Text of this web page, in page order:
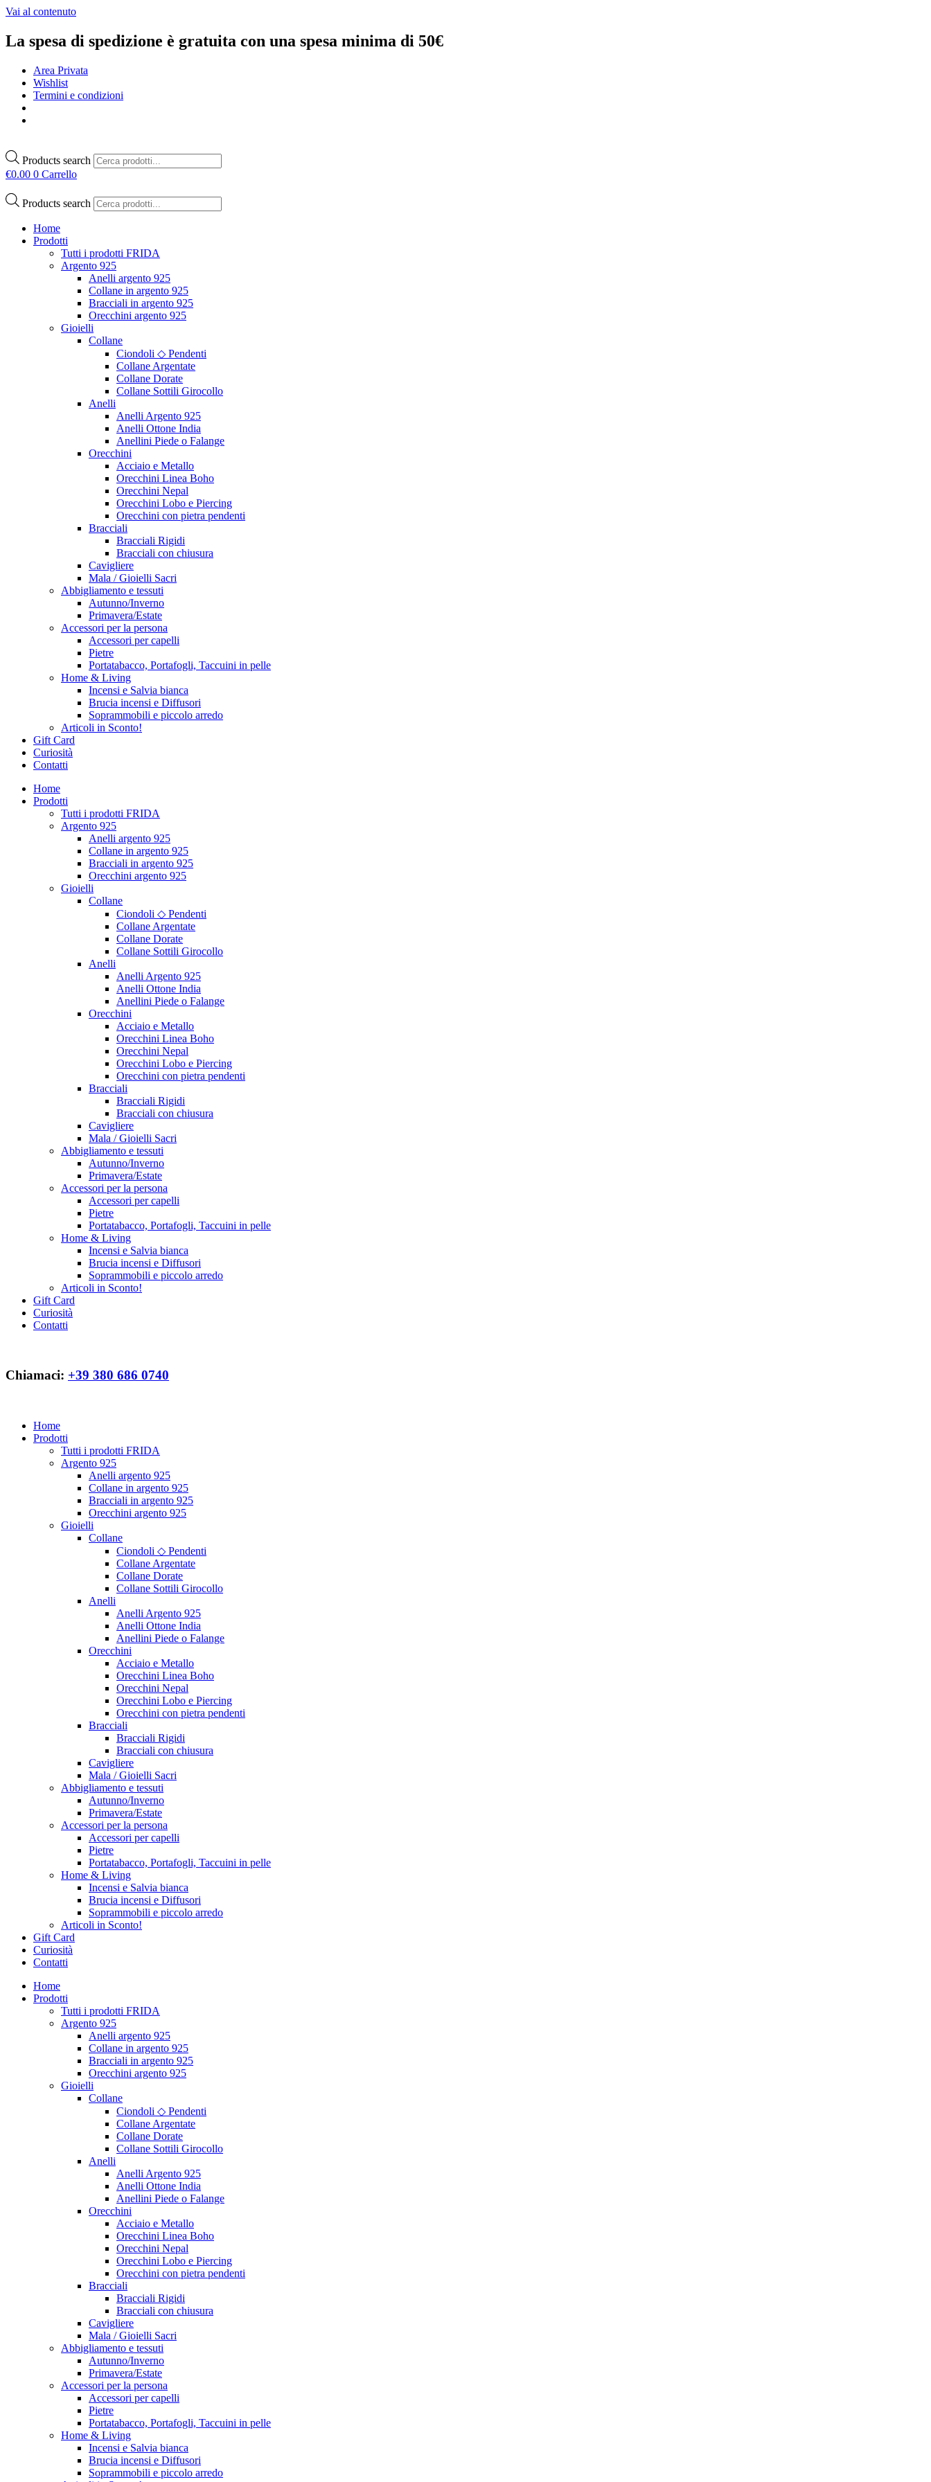
Vai al contenuto
La spesa di spedizione è gratuita con una spesa minima di 50€
Area Privata
Wishlist
Termini e condizioni
Products search
€0.00 0 Carrello
Products search
Home
Prodotti
Tutti i prodotti FRIDA
Argento 925
Anelli argento 925
Collane in argento 925
Bracciali in argento 925
Orecchini argento 925
Gioielli
Collane
Ciondoli ◇ Pendenti
Collane Argentate
Collane Dorate
Collane Sottili Girocollo
Anelli
Anelli Argento 925
Anelli Ottone India
Anellini Piede o Falange
Orecchini
Acciaio e Metallo
Orecchini Linea Boho
Orecchini Nepal
Orecchini Lobo e Piercing
Orecchini con pietra pendenti
Bracciali
Bracciali Rigidi
Bracciali con chiusura
Cavigliere
Mala / Gioielli Sacri
Abbigliamento e tessuti
Autunno/Inverno
Primavera/Estate
Accessori per la persona
Accessori per capelli
Pietre
Portatabacco, Portafogli, Taccuini in pelle
Home & Living
Incensi e Salvia bianca
Brucia incensi e Diffusori
Soprammobili e piccolo arredo
Articoli in Sconto!
Gift Card
Curiosità
Contatti
Home
Prodotti
Tutti i prodotti FRIDA
Argento 925
Anelli argento 925
Collane in argento 925
Bracciali in argento 925
Orecchini argento 925
Gioielli
Collane
Ciondoli ◇ Pendenti
Collane Argentate
Collane Dorate
Collane Sottili Girocollo
Anelli
Anelli Argento 925
Anelli Ottone India
Anellini Piede o Falange
Orecchini
Acciaio e Metallo
Orecchini Linea Boho
Orecchini Nepal
Orecchini Lobo e Piercing
Orecchini con pietra pendenti
Bracciali
Bracciali Rigidi
Bracciali con chiusura
Cavigliere
Mala / Gioielli Sacri
Abbigliamento e tessuti
Autunno/Inverno
Primavera/Estate
Accessori per la persona
Accessori per capelli
Pietre
Portatabacco, Portafogli, Taccuini in pelle
Home & Living
Incensi e Salvia bianca
Brucia incensi e Diffusori
Soprammobili e piccolo arredo
Articoli in Sconto!
Gift Card
Curiosità
Contatti
Chiamaci: +39 380 686 0740
Home
Prodotti
Tutti i prodotti FRIDA
Argento 925
Anelli argento 925
Collane in argento 925
Bracciali in argento 925
Orecchini argento 925
Gioielli
Collane
Ciondoli ◇ Pendenti
Collane Argentate
Collane Dorate
Collane Sottili Girocollo
Anelli
Anelli Argento 925
Anelli Ottone India
Anellini Piede o Falange
Orecchini
Acciaio e Metallo
Orecchini Linea Boho
Orecchini Nepal
Orecchini Lobo e Piercing
Orecchini con pietra pendenti
Bracciali
Bracciali Rigidi
Bracciali con chiusura
Cavigliere
Mala / Gioielli Sacri
Abbigliamento e tessuti
Autunno/Inverno
Primavera/Estate
Accessori per la persona
Accessori per capelli
Pietre
Portatabacco, Portafogli, Taccuini in pelle
Home & Living
Incensi e Salvia bianca
Brucia incensi e Diffusori
Soprammobili e piccolo arredo
Articoli in Sconto!
Gift Card
Curiosità
Contatti
Home
Prodotti
Tutti i prodotti FRIDA
Argento 925
Anelli argento 925
Collane in argento 925
Bracciali in argento 925
Orecchini argento 925
Gioielli
Collane
Ciondoli ◇ Pendenti
Collane Argentate
Collane Dorate
Collane Sottili Girocollo
Anelli
Anelli Argento 925
Anelli Ottone India
Anellini Piede o Falange
Orecchini
Acciaio e Metallo
Orecchini Linea Boho
Orecchini Nepal
Orecchini Lobo e Piercing
Orecchini con pietra pendenti
Bracciali
Bracciali Rigidi
Bracciali con chiusura
Cavigliere
Mala / Gioielli Sacri
Abbigliamento e tessuti
Autunno/Inverno
Primavera/Estate
Accessori per la persona
Accessori per capelli
Pietre
Portatabacco, Portafogli, Taccuini in pelle
Home & Living
Incensi e Salvia bianca
Brucia incensi e Diffusori
Soprammobili e piccolo arredo